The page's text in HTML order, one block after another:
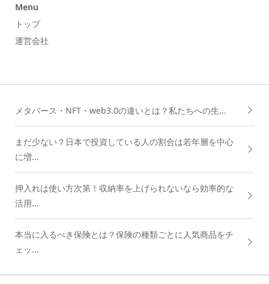
Menu
トップ
運営会社
メタバース・NFT・web3.0の違いとは？私たちへの生...
まだ少ない？日本で投資している人の割合は若年層を中心
に増...
押入れは使い方次第！収納率を上げられないなら効率的な
活用...
本当に入るべき保険とは？保険の種類ごとに人気商品をチ
ェッ...